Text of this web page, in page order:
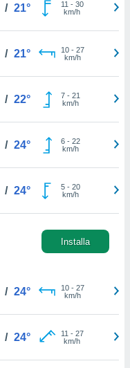
/ 21° 11 - 30
km/h
/ 21° 10- 27
km/h
/ 22° 7- 21
km/h
/ 24° 6- 22
km/h
/ 24° 5- 20
km/h
Installa
/ 24° 10- 27
km/h
/ 24° 11 - 27
km/h